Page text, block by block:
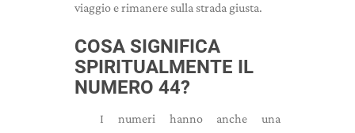
viaggio e rimanere sulla strada giusta.
COSA SIGNIFICA
SPIRITUALMENTE IL
NUMERO 44?
I numeri hanno anche una